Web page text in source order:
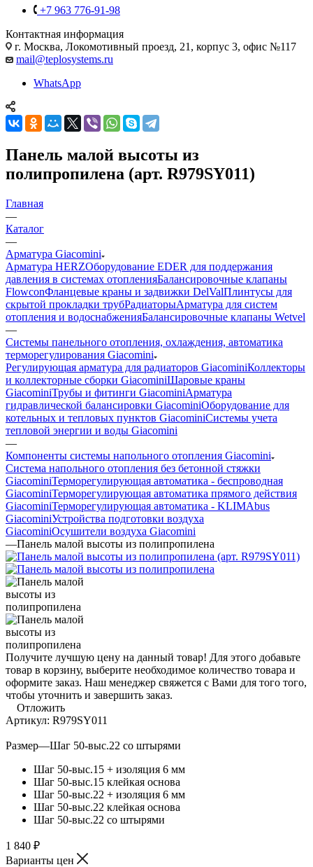
+7 963 776-91-98
Контактная информация
г. Москва, Локомотивный проезд, 21, корпус 3, офис №117
mail@teplosystems.ru
WhatsApp
Панель малой высоты из
полипропилена (арт. R979SY011)
Главная
—
Каталог
—
Арматура Giacomini
Арматура HERZОборудование EDER для поддержания
давления в системах отопленияБалансировочные клапаны
FlowconФланцевые краны и задвижки DelValПлинтусы для
скрытой прокладки трубРадиаторыАрматура для систем
отопления и водоснабженияБалансировочные клапаны Wetvel
—
Системы панельного отопления, охлаждения, автоматика
терморегулирования Giacomini
Регулирующая арматура для радиаторов GiacominiКоллекторы
и коллекторные сборки GiacominiШаровые краны
GiacominiТрубы и фитинги GiacominiАрматура
гидравлической балансировки GiacominiОборудование для
котельных и тепловых пунктов GiacominiСистемы учета
тепловой энергии и воды Giacomini
—
Компоненты системы напольного отопления Giacomini
Система напольного отопления без бетонной стяжки
GiacominiТерморегулирующая автоматика - беспроводная
GiacominiТерморегулирующая автоматика прямого действия
GiacominiТерморегулирующая автоматика - KLIMAbus
GiacominiУстройства подготовки воздуха
GiacominiОсушители воздуха Giacomini
—Панель малой высоты из полипропилена
Получите лучшую цену на данный товар! Для этого добавьте
товар в корзину, выберите необходимое количество товара и
оформите заказ. Наш менеджер свяжется с Вами для того того,
чтобы уточнить и завершить заказ.
Отложить
Артикул: R979SY011
Размер—Шаг 50-выс.22 со штырями
Шаг 50-выс.15 + изоляция 6 мм
Шаг 50-выс.15 клейкая основа
Шаг 50-выс.22 + изоляция 6 мм
Шаг 50-выс.22 клейкая основа
Шаг 50-выс.22 со штырями
1 840 ₽
Варианты цен